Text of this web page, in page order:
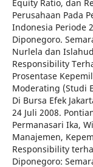
Equity Ratio, dan
Perusahaan Pada
Indonesia Periode
Diponegoro.
Nurlela dan
Responsibility
Prosentase
Moderating (Studi
Di Bursa Efek
24 Juli 2008.
Permanasari Ika,
Manajemen,
Responsibility
Diponegoro: